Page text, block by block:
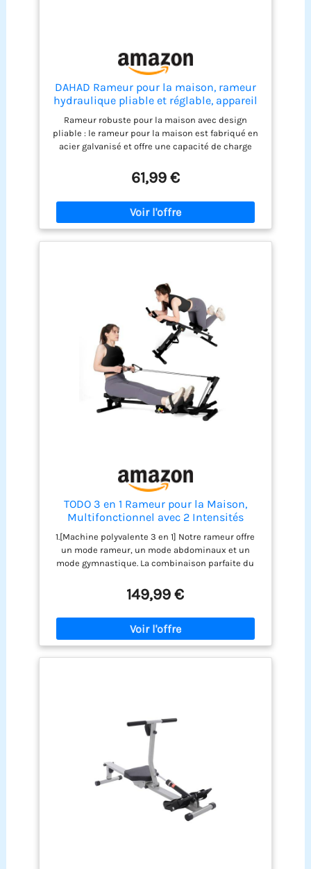
DAHAD Rameur pour la maison, rameur
hydraulique pliable et réglable, appareil
de musculation pour gymnases,
ménages
Rameur robuste pour la maison avec design
pliable : le rameur pour la maison est fabriqué en
acier galvanisé et offre une capacité de charge
pour une utilisation longue durée dans les
studios à domicile ou les espaces de vie
Entraînement complet du corps pour 80 % des
groupes musculaires : le rameur exerce
l'endurance, la force explosive et le système
cardiovasculaire, parfait comme équipement
rameur réaliste : les bras multidirectionnels du
rameur à domicile permettent une rotation
naturelle des épaules et une totale liberté de
mouvement similaire à l'entraînement sur l'eau
Résistance réglable de 15 à 55 kg : grâce aux
niveaux de résistance hydraulique, le rameur
simule différentes conditions d'eau, de calme à
turbulente pour des intensités d'entraînement
personnalisées Service de qualité supérieure
pour les appareils de fitness à domicile : notre
équipe soutient en cas de questions sur le
61,99 €
TODO 3 en 1 Rameur pour la Maison,
Multifonctionnel avec 2 Intensités
Réglable, AB Trainer Abdominaux Pliable
pour Cardio-Training, jusqu'à 120kg
1.[Machine polyvalente 3 en 1] Notre rameur offre
un mode rameur, un mode abdominaux et un
mode gymnastique. La combinaison parfaite du
travailler efficacement les muscles des bras, de
l'abdomen et des jambes. 2.[Accoudoirs et
intensité d'entraînement réglables] Sur
l'accoudoir, il y a 3 trous pour régler la hauteur.
Vous pouvez choisir la hauteur qui vous convient
le mieux. Il suffit de changer l'angle (30 et 40°) et
d'entraînement en douceur.L'écran LCD affiche les
données d'entraînement en temps réel, y compris
le temps, les calories, le nombre, le total. Toutes
les données peuvent être affichées
simultanément via SCAN. 4.[Montage
facile&Pliable] Le montage est rapide et sans
effort. La conception pliable facilite le rangement
lorsque vous n'utilisez pas l'appareil. Capacité de
149,99 €